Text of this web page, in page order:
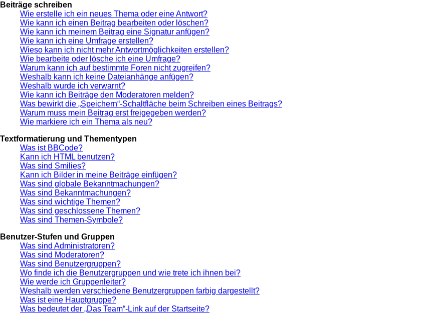
Beiträge schreiben
Wie erstelle ich ein neues Thema oder eine Antwort?
Wie kann ich einen Beitrag bearbeiten oder löschen?
Wie kann ich meinem Beitrag eine Signatur anfügen?
Wie kann ich eine Umfrage erstellen?
Wieso kann ich nicht mehr Antwortmöglichkeiten erstellen?
Wie bearbeite oder lösche ich eine Umfrage?
Warum kann ich auf bestimmte Foren nicht zugreifen?
Weshalb kann ich keine Dateianhänge anfügen?
Weshalb wurde ich verwarnt?
Wie kann ich Beiträge den Moderatoren melden?
Was bewirkt die „Speichern“-Schaltfläche beim Schreiben eines Beitrags?
Warum muss mein Beitrag erst freigegeben werden?
Wie markiere ich ein Thema als neu?
Textformatierung und Thementypen
Was ist BBCode?
Kann ich HTML benutzen?
Was sind Smilies?
Kann ich Bilder in meine Beiträge einfügen?
Was sind globale Bekanntmachungen?
Was sind Bekanntmachungen?
Was sind wichtige Themen?
Was sind geschlossene Themen?
Was sind Themen-Symbole?
Benutzer-Stufen und Gruppen
Was sind Administratoren?
Was sind Moderatoren?
Was sind Benutzergruppen?
Wo finde ich die Benutzergruppen und wie trete ich ihnen bei?
Wie werde ich Gruppenleiter?
Weshalb werden verschiedene Benutzergruppen farbig dargestellt?
Was ist eine Hauptgruppe?
Was bedeutet der „Das Team“-Link auf der Startseite?